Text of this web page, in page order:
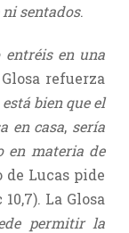
sentados.
entréis en una
refuerza
está bien que el
en casa, sería
en materia de
Lucas pide
La Glosa
permitir la